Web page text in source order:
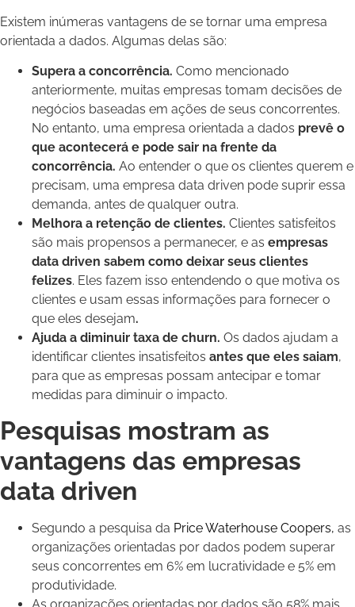
Existem inúmeras vantagens de se tornar uma empresa
orientada a dados. Algumas delas são:
Supera a concorrência. Como mencionado
anteriormente, muitas empresas tomam decisões de
negócios baseadas em ações de seus concorrentes.
No entanto, uma empresa orientada a dados prevê o
que acontecerá e pode sair na frente da
concorrência. Ao entender o que os clientes querem e
precisam, uma empresa data driven pode suprir essa
demanda, antes de qualquer outra.
Melhora a retenção de clientes. Clientes satisfeitos
são mais propensos a permanecer, e as empresas
data driven sabem como deixar seus clientes
felizes. Eles fazem isso entendendo o que motiva os
clientes e usam essas informações para fornecer o
que eles desejam.
Ajuda a diminuir taxa de churn. Os dados ajudam a
identificar clientes insatisfeitos antes que eles saiam,
para que as empresas possam antecipar e tomar
medidas para diminuir o impacto.
Pesquisas mostram as
vantagens das empresas
data driven
Segundo a pesquisa da Price Waterhouse Coopers, as
organizações orientadas por dados podem superar
seus concorrentes em 6% em lucratividade e 5% em
produtividade.